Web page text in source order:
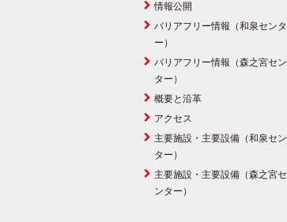
情報公開
バリアフリー情報（和泉センタ
ー）
バリアフリー情報（森之宮セン
ター）
概要と沿革
アクセス
主要施設・主要設備（和泉セン
ター）
主要施設・主要設備（森之宮セ
ンター）